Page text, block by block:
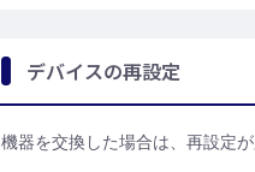
デバイスの再設定
機器を交換した場合は、再設定